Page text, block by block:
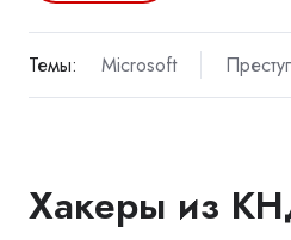
Темы: Microsoft
Хакеры из